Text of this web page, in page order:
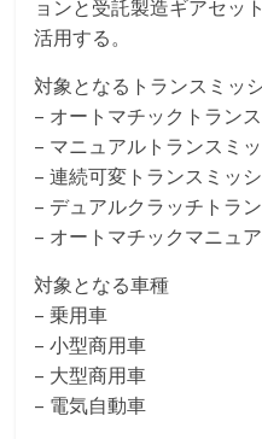
ョンと受託製造ギアセッ
活用する。
対象となるトランスミッ
– オートマチックトラン
– マニュアルトランスミ
– 連続可変トランスミッ
– デュアルクラッチトラ
– オートマチックマニュ
対象となる車種
– 乗用車
– 小型商用車
– 大型商用車
– 電気自動車